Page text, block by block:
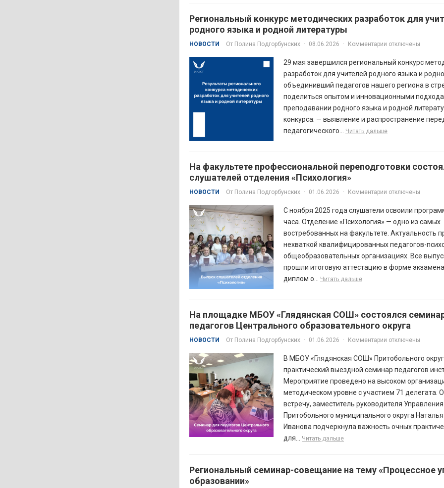
Региональный конкурс методических разработок для
родного языка и родной литературы
НОВОСТИ От Полина Подгорбунских · 08.06.2026 · Комментарии отключены
29 мая завершился региональный конкурс
разработок для учителей родного языка и
объединивший педагогов нашего региона в
поделиться опытом и инновационными
преподавании родного языка и родной
конкурса: — выявление и распространение
педагогического...
Читать дальше
На факультете профессиональной переподготовки
слушателей отделения «Психология»
НОВОСТИ От Полина Подгорбунских · 01.06.2026 · Комментарии отключены
С ноября 2025 года слушатели освоили
часа. Отделение «Психология» — одно из самых
востребованных на факультете. Актуальность
нехваткой квалифицированных педагогов-
общеобразовательных организациях. Все
прошли итоговую аттестацию в форме
диплом о...
Читать дальше
На площадке МБОУ «Глядянская СОШ» состоялся
педагогов Центрального образовательного округа
НОВОСТИ От Полина Подгорбунских · 01.06.2026 · Комментарии отключены
В МБОУ «Глядянская СОШ» Притобольного
практический выездной семинар педагогов
Мероприятие проведено на высоком
методическом уровне с участием 71 делегата.
встречу, заместитель руководителя
Притобольного муниципального округа
Иванова подчеркнула важность очных
для...
Читать дальше
Региональный семинар-совещание на тему «Процессное
образовании»